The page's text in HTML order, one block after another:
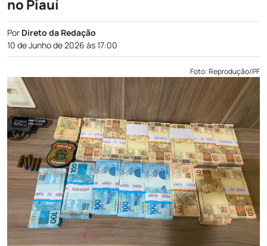
no Piauí
Por Direto da Redação
10 de Junho de 2026 às 17:00
Foto: Reprodução/PF